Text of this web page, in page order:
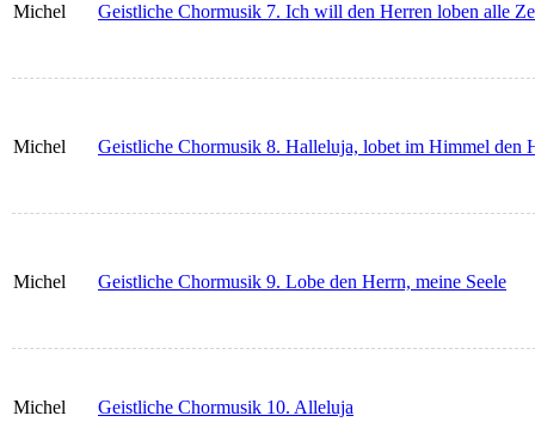
Michel Geistliche Chormusik 7. Ich will den Herren loben alle
Michel Geistliche Chormusik 8. Halleluja, lobet im Himmel den
Michel Geistliche Chormusik 9. Lobe den Herrn, meine Seele
Michel Geistliche Chormusik 10. Alleluja